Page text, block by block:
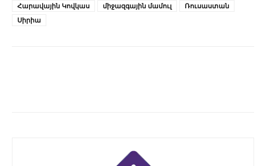
Հարավային Կովկաս
միջազգային մամուլ
Ռուսաստան
Սիրիա